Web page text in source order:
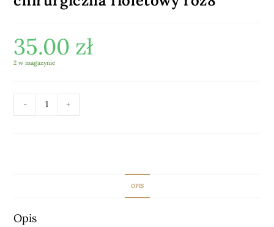
35.00 zł
2 w magazynie
- +
OPIS
Opis